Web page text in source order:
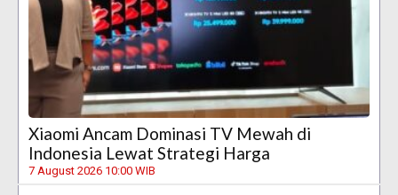
Xiaomi Ancam Dominasi TV Mewah di
Indonesia Lewat Strategi Harga
7 August 2026 10:00 WIB